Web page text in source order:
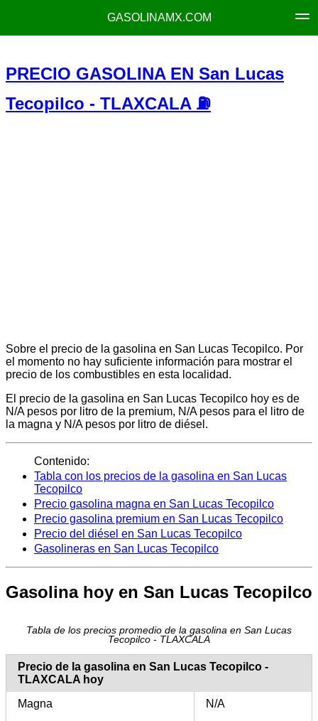
GASOLINAMX.COM
PRECIO GASOLINA EN San Lucas
Tecopilco - TLAXCALA ⛽
Sobre el precio de la gasolina en San Lucas Tecopilco. Por
el momento no hay suficiente información para mostrar el
precio de los combustibles en esta localidad.
El precio de la gasolina en San Lucas Tecopilco hoy es de
N/A pesos por litro de la premium, N/A pesos para el litro de
la magna y N/A pesos por litro de diésel.
Contenido:
Tabla con los precios de la gasolina en San Lucas
Tecopilco
Precio gasolina magna en San Lucas Tecopilco
Precio gasolina premium en San Lucas Tecopilco
Precio del diésel en San Lucas Tecopilco
Gasolineras en San Lucas Tecopilco
Gasolina hoy en San Lucas Tecopilco
Tabla de los precios promedio de la gasolina en San Lucas
Tecopilco - TLAXCALA
Precio de la gasolina en San Lucas Tecopilco -
TLAXCALA hoy
Magna
N/A